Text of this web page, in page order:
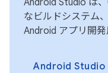
なビルドシステム
Android アプリ開発
Android Studio